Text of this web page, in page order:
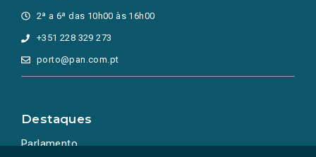
2ª a 6ª das 10h00 às 16h00
+351 228 329 273
porto@pan.com.pt
Destaques
Parlamento